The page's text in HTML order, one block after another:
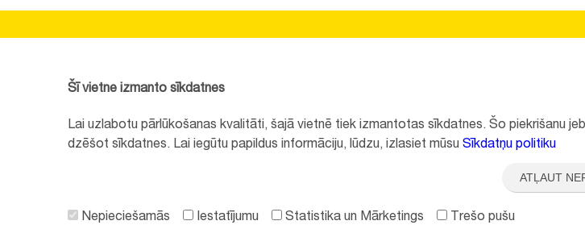
Reģistrācijas nr.: 40008057120
+371 67064475
Šī vietne izmanto sīkdatnes
Lai uzlabotu pārlūkošanas kvalitāti, šajā vietnē tiek izmantotas sīkdatnes. Šo piekrišanu
dzēšot sīkdatnes. Lai iegūtu papildus informāciju, lūdzu, izlasiet mūsu Sīkdatņu politiku
ATĻAUT
Nepieciešamās Iestatījumu Statistika un Mārketings Trešo pušu